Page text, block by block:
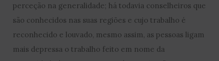
perceção na generalidade; há todavia conselheiros que
são conhecidos nas suas regiões e cujo trabalho é
reconhecido e louvado, mesmo assim, as pessoas ligam
mais depressa o trabalho feito em nome da